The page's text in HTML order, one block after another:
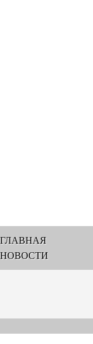
ГЛАВНАЯ
НОВОСТИ